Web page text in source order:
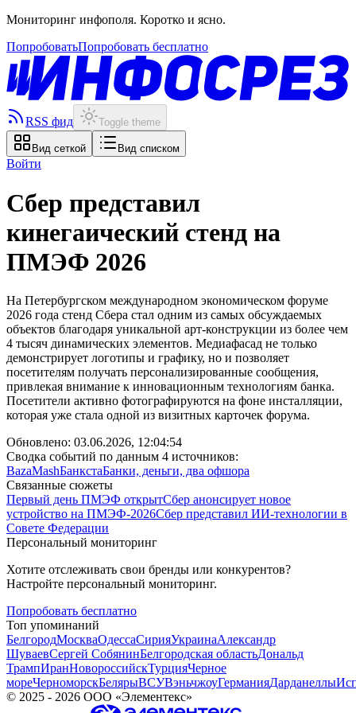
Мониторинг инфополя. Коротко и ясно.
ПопробоватьПопробовать бесплатно
RSS фид Toggle theme
Вид сеткой Вид списком
Войти
Сбер представил
кинегаический стенд на
ПМЭФ 2026
На Петербургском международном экономическом форуме
2026 года стенд Сбера стал одним из самых обсуждаемых
объектов благодаря уникальной арт-конструкции из более чем
4 тысяч динамических элементов. Медиафасад не только
демонстрирует логотипы и графику, но и позволяет
посетителям получать персонализированные сообщения,
привлекая внимание к инновационным технологиям банка.
Посетители активно фотографируются на фоне инсталляции,
которая уже стала одной из визитных карточек форума.
Обновлено: 03.06.2026, 12:04:54
Сводка событий по данным 4 источников:
BazaMashБанкстаБанки, деньги, два офшора
Связанные сюжеты
Первый день ПМЭФ открытСбер анонсирует новое
устройство на ПМЭФ-2026Сбер представил ИИ-технологии в
Совете Федерации
Персональный мониторинг
Хотите отслеживать свои бренды или конкурентов?
Настройте персональный мониторинг.
Попробовать бесплатно
Топ упоминаний
БелгородМоскваОдессаСирияУкраинаАлександр
ШуваевСергей СобянинБелгородская областьДональд
ТрампИранНовороссийскТурцияЧерное
мореЧерноморскБелярыВСУВэньчжоуГерманияДарданеллы
© 2025 - 2026 ООО «Элементекс»